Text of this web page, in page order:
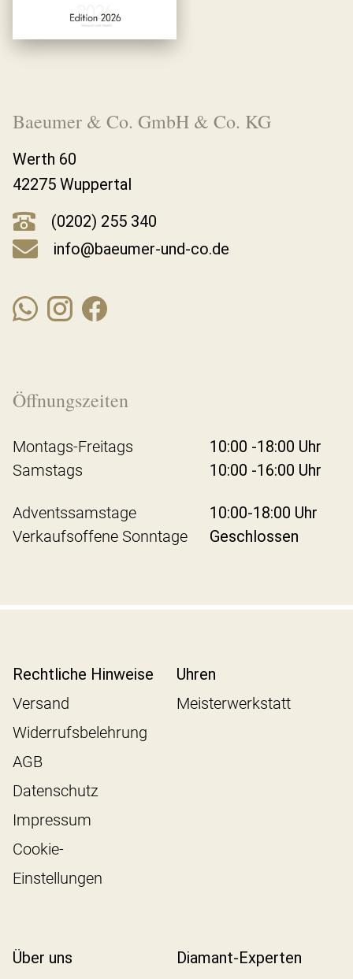
Baeumer & Co. GmbH & Co. KG
Werth 60
42275 Wuppertal
(0202) 255 340
info@baeumer-und-co.de
Öffnungszeiten
Montags-Freitags
10:00 -18:00 Uhr
Samstags
10:00 -16:00 Uhr
Adventssamstage
10:00-18:00 Uhr
Verkaufsoffene Sonntage
Geschlossen
Rechtliche Hinweise
Versand
Widerrufsbelehrung
AGB
Datenschutz
Impressum
Cookie-
Einstellungen
Uhren
Meisterwerkstatt
Über uns
Diamant-Experten